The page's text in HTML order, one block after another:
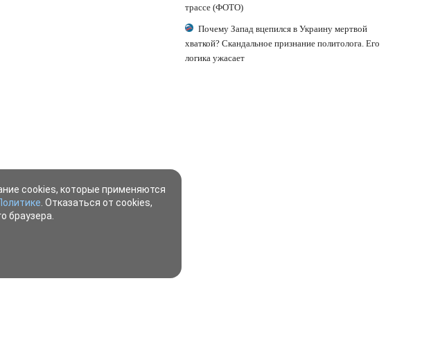
трассе (ФОТО)
Почему Запад вцепился в Украину мертвой
хваткой? Скандальное признание политолога. Его
логика ужасает
cookies, которые применяются
. Отказаться от cookies,
браузера.